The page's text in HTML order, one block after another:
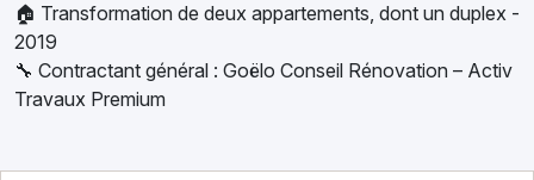
🏠 Transformation de deux appartements, dont un duplex -
2019
🔧 Contractant général : Goëlo Conseil Rénovation – Activ
Travaux Premium